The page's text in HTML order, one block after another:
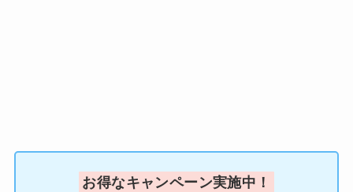
お得なキャンペーン実施中！